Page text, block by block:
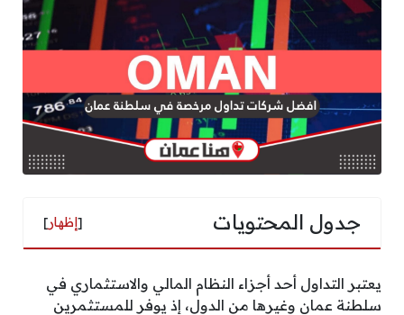
جدول المحتويات [إظهار]
يعتبر التداول أحد أجزاء النظام المالي والاستثماري في
سلطنة عمان وغيرها من الدول، إذ يوفر للمستثمرين